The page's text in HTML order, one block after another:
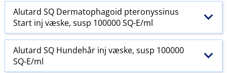
Alutard SQ Dermatophagoid pteronyssinus
Start inj væske, susp 100000 SQ-E​/​ml
Alutard SQ Hundehår inj væske, susp 100000
SQ-E​/​ml